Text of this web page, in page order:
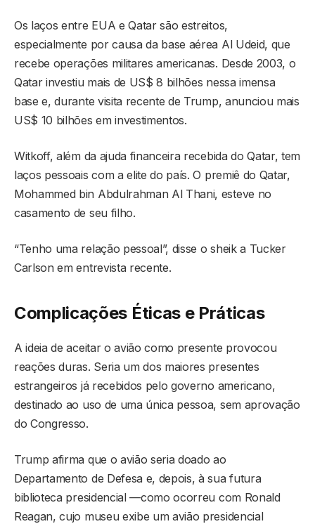
Os laços entre EUA e Qatar são estreitos,
especialmente por causa da base aérea Al Udeid, que
recebe operações militares americanas. Desde 2003, o
Qatar investiu mais de US$ 8 bilhões nessa imensa
base e, durante visita recente de Trump, anunciou mais
US$ 10 bilhões em investimentos.
Witkoff, além da ajuda financeira recebida do Qatar, tem
laços pessoais com a elite do país. O premiê do Qatar,
Mohammed bin Abdulrahman Al Thani, esteve no
casamento de seu filho.
“Tenho uma relação pessoal”, disse o sheik a Tucker
Carlson em entrevista recente.
Complicações Éticas e Práticas
A ideia de aceitar o avião como presente provocou
reações duras. Seria um dos maiores presentes
estrangeiros já recebidos pelo governo americano,
destinado ao uso de uma única pessoa, sem aprovação
do Congresso.
Trump afirma que o avião seria doado ao
Departamento de Defesa e, depois, à sua futura
biblioteca presidencial —como ocorreu com Ronald
Reagan, cujo museu exibe um avião presidencial